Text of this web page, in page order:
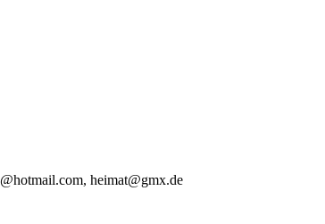
@hotmail.com, heimat@gmx.de